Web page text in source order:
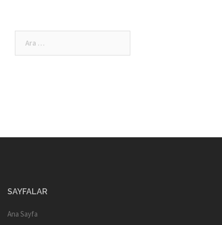
SAYFALAR
Ana Sayfa